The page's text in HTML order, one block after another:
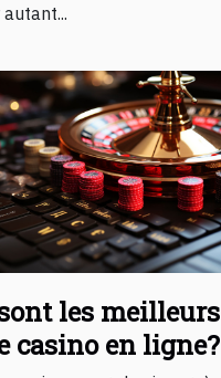
les meilleurs
casino en ligne?